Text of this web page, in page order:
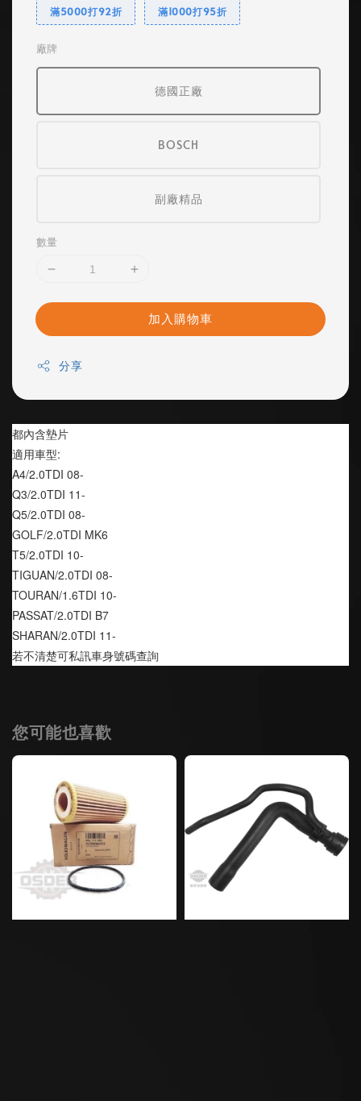
滿5000打92折 滿1000打95折
廠牌
德國正廠
BOSCH
副廠精品
數量
加入購物車
分享
都內含墊片
適用車型:
A4/2.0TDI 08-
Q3/2.0TDI 11-
Q5/2.0TDI 08-
GOLF/2.0TDI MK6
T5/2.0TDI 10-
TIGUAN/2.0TDI 08-
TOURAN/1.6TDI 10-
PASSAT/2.0TDI B7
SHARAN/2.0TDI 11-
若不清楚可私訊車身號碼查詢
您可能也喜歡